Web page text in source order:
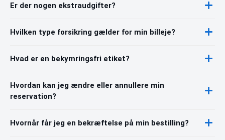
Er der nogen ekstraudgifter?
Hvilken type forsikring gælder for min billeje?
Hvad er en bekymringsfri etiket?
Hvordan kan jeg ændre eller annullere min
reservation?
Hvornår får jeg en bekræftelse på min bestilling?